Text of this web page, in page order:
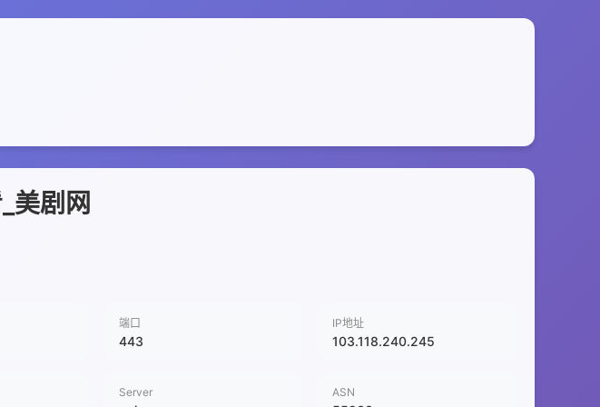
美剧网
端口
443
IP地址
103.118.240.245
Server ASN